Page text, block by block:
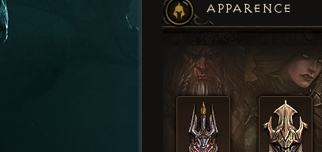
APPARENCE